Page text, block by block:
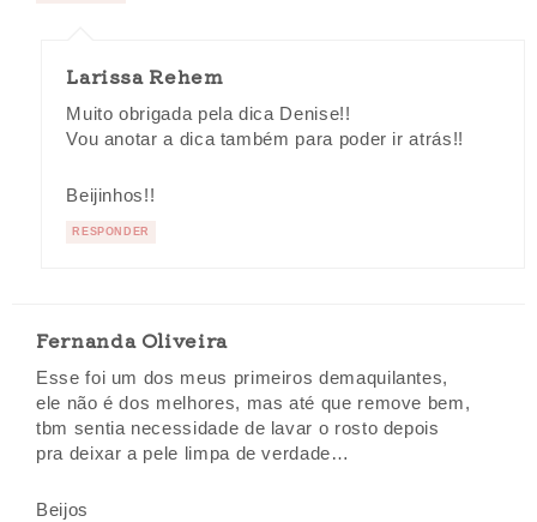
Larissa Rehem
Muito obrigada pela dica Denise!!
Vou anotar a dica também para poder ir atrás!!
Beijinhos!!
RESPONDER
Fernanda Oliveira
Esse foi um dos meus primeiros demaquilantes,
ele não é dos melhores, mas até que remove bem,
tbm sentia necessidade de lavar o rosto depois
pra deixar a pele limpa de verdade…
Beijos